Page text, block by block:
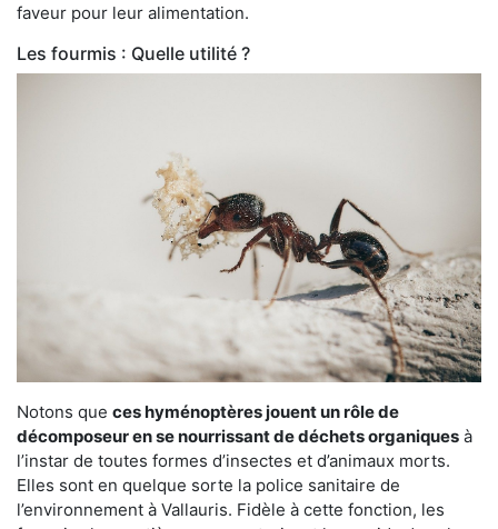
faveur pour leur alimentation.
Les fourmis : Quelle utilité ?
Notons que ces hyménoptères jouent un rôle de
décomposeur en se nourrissant de déchets organiques à
l’instar de toutes formes d’insectes et d’animaux morts.
Elles sont en quelque sorte la police sanitaire de
l’environnement à Vallauris. Fidèle à cette fonction, les